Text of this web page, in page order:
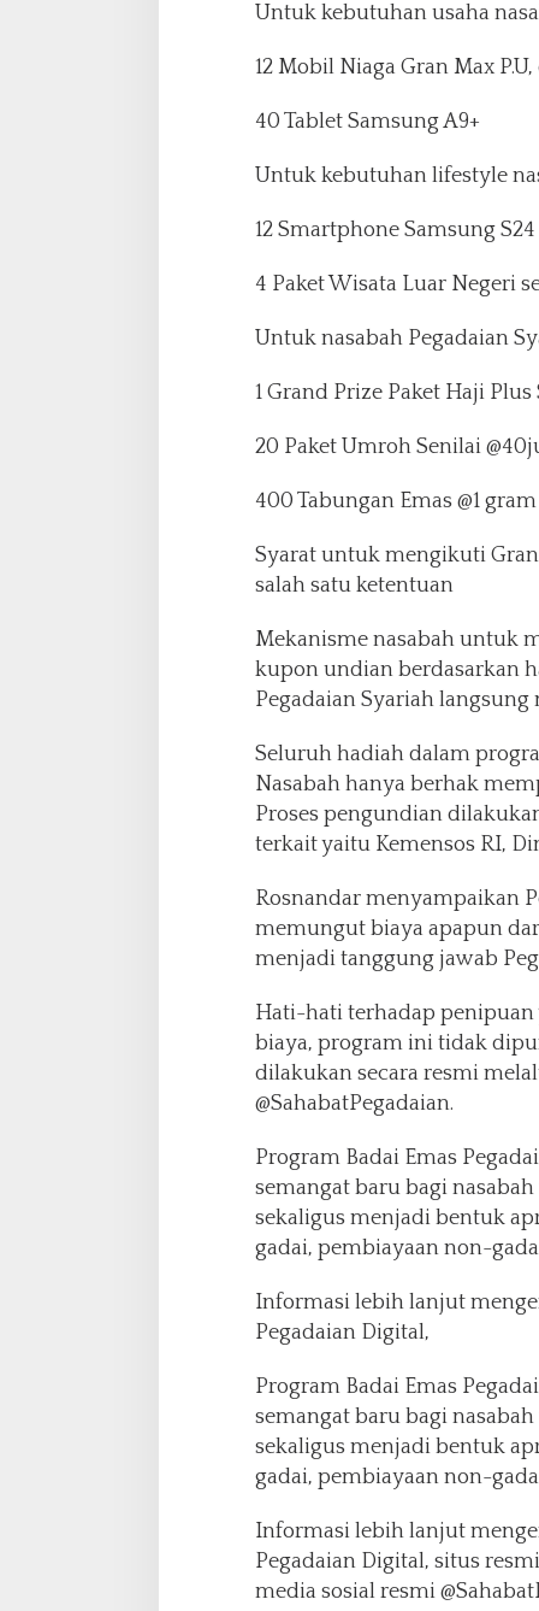
Untuk kebutuhan usaha
12 Mobil Niaga Gran Max
40 Tablet Samsung A9+
Untuk kebutuhan lifestyle
12 Smartphone Samsung
4 Paket Wisata Luar Negeri
Untuk nasabah Pegadaian
1 Grand Prize Paket Haji
20 Paket Umroh Senilai
400 Tabungan Emas @1 gram
Syarat untuk mengikuti
salah satu ketentuan
Mekanisme nasabah untuk
kupon undian berdasarkan
Pegadaian Syariah
Seluruh hadiah dalam
Nasabah hanya berhak
Proses pengundian
terkait yaitu Kemensos RI,
Rosnandar menyampaikan
memungut biaya apapun
menjadi tanggung jawab
Hati-hati terhadap
biaya, program ini tidak
dilakukan secara resmi
@SahabatPegadaian.
Program Badai Emas
semangat baru bagi
sekaligus menjadi bentuk
gadai, pembiayaan non-
Informasi lebih lanjut
Pegadaian Digital,
Program Badai Emas
semangat baru bagi
sekaligus menjadi bentuk
gadai, pembiayaan non-
Informasi lebih lanjut
Pegadaian Digital, situs
media sosial resmi